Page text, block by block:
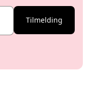
Tilmelding